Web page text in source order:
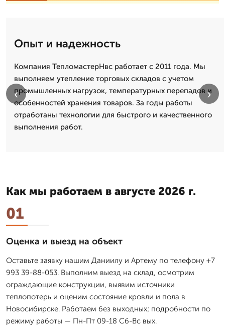
Опыт и надежность
Компания ТепломастерНвс работает с 2011 года. Мы
выполняем утепление торговых складов с учетом
промышленных нагрузок, температурных перепадов и
особенностей хранения товаров. За годы работы
отработаны технологии для быстрого и качественного
выполнения работ.
‹ ›
Как мы работаем в августе 2026 г.
01
Оценка и выезд на объект
Оставьте заявку нашим Даниилу и Артему по телефону +7
993 39-88-053. Выполним выезд на склад, осмотрим
ограждающие конструкции, выявим источники
теплопотерь и оценим состояние кровли и пола в
Новосибирске. Работаем без выходных; подробности по
режиму работы — Пн-Пт 09-18 Сб-Вс вых.